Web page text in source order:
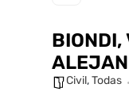
BIONDI,
Civil,Todas